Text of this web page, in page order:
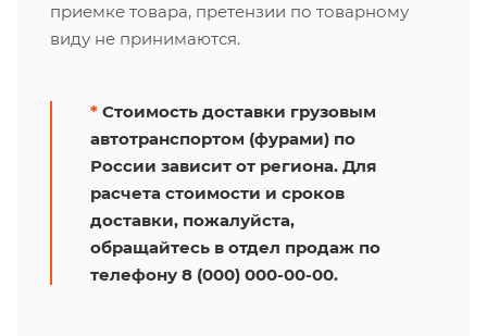
приемке товара, претензии по товарному
виду не принимаются.
* Стоимость доставки грузовым
автотранспортом (фурами) по
России зависит от региона. Для
расчета стоимости и сроков
доставки, пожалуйста,
обращайтесь в отдел продаж по
телефону 8 (000) 000-00-00.